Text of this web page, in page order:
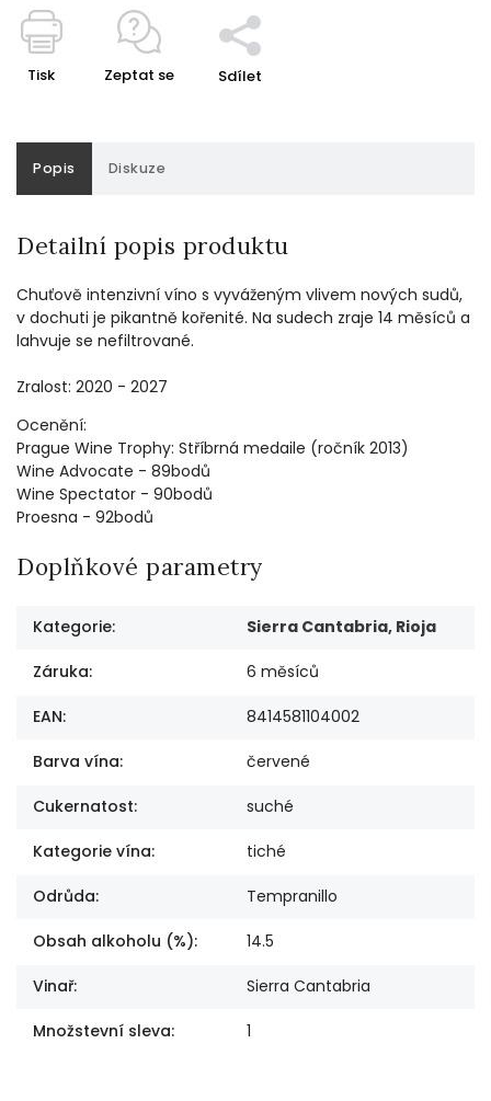
Tisk Zeptat se Sdílet
Popis Diskuze
Detailní popis produktu
Chuťově intenzivní víno s vyváženým vlivem nových sudů,
v dochuti je pikantně kořenité. Na sudech zraje 14 měsíců a
lahvuje se nefiltrované.
Zralost: 2020 - 2027
Ocenění:
Prague Wine Trophy: Stříbrná medaile (ročník 2013)
Wine Advocate - 89bodů
Wine Spectator - 90bodů
Proesna - 92bodů
Doplňkové parametry
Kategorie: Sierra Cantabria, Rioja
Záruka: 6 měsíců
EAN: 8414581104002
Barva vína: červené
Cukernatost: suché
Kategorie vína: tiché
Odrůda: Tempranillo
Obsah alkoholu (%): 14.5
Vinař: Sierra Cantabria
Množstevní sleva: 1